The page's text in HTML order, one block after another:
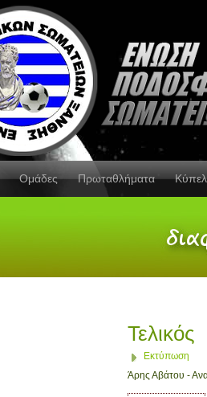
Ομάδες Πρωταθλήματα
Τελικός
Εκτύπωση
Άρης Αβάτου -